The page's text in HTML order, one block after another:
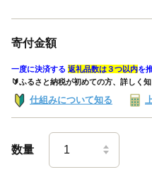
寄付金額
一度に決済する 返礼品数は３つ以内を
🔰ふるさと納税が初めての方、詳しく
仕組みについて知る
数量